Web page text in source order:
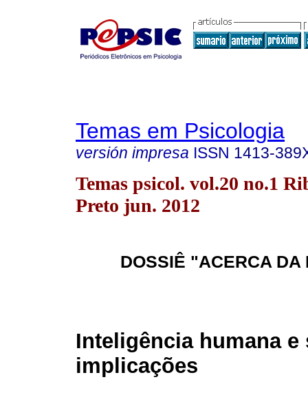
Temas em Psicologia
versión impresa ISSN 1413-
Temas psicol. vol.20 no.1
Preto jun. 2012
DOSSIÊ "ACERCA DA
Inteligência humana e
implicações